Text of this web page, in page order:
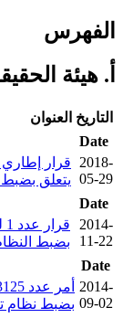
الفهرس
أ. هيئة
التاريخ العنوان
Date
2018-
05-29 يتعلق بضبط
Date
2014-
11-22
بضبط
Date
2014-
09-02 بضبط نظام